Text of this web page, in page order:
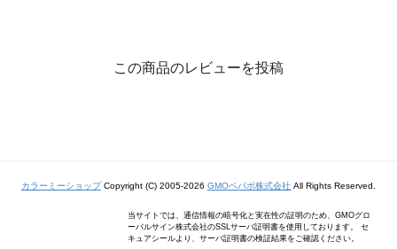
この商品のレビューを投稿
カラーミーショップCopyright (C) 2005-2026 GMOペパボ株式会社 All Rights Reserved.
当サイトでは、通信情報の暗号化と実在性の証明のため、GMOグロ
ーバルサイン株式会社のSSLサーバ証明書を使用しております。 セ
キュアシールより、サーバ証明書の検証結果をご確認ください。